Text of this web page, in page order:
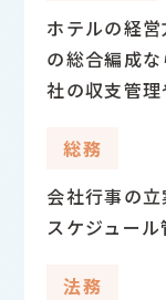
ホテルの経
の総合編成
社の収支管理
総務
会社行事の
スケジュール
法務